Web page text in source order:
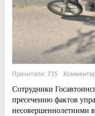
Прочитали: 735
Сотрудники
пресечению фактов
несовершеннолетними